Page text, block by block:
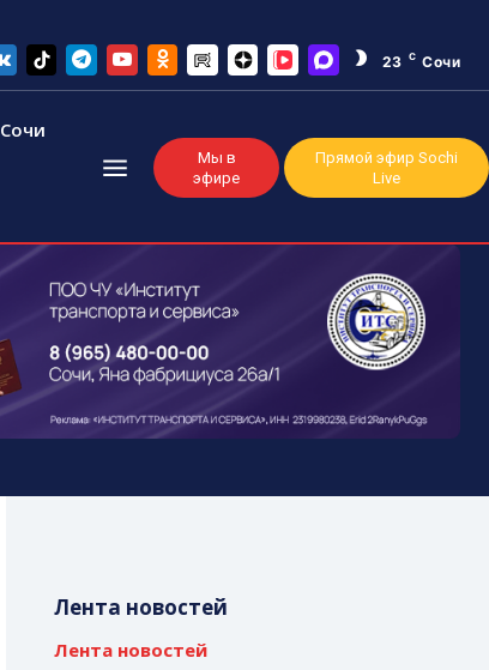
23 C Сочи
Мы в
эфире
Прямой эфир Sochi
Live
Лента новостей
Лента новостей